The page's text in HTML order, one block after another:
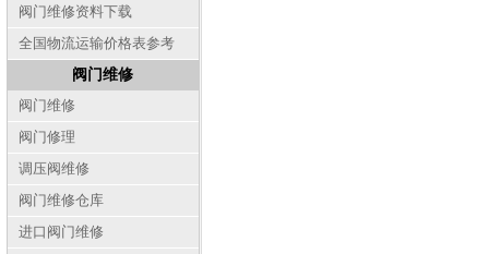
阀门维修资料下载
全国物流运输价格表参考
阀门维修
阀门维修
阀门修理
调压阀维修
阀门维修仓库
进口阀门维修